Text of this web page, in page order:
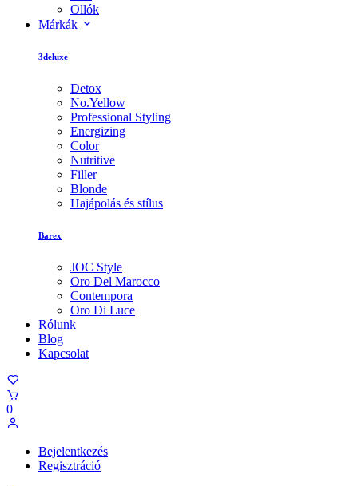
Ollók
Márkák
3deluxe
Detox
No.Yellow
Professional Styling
Energizing
Color
Nutritive
Filler
Blonde
Hajápolás és stílus
Barex
JOC Style
Oro Del Marocco
Contempora
Oro Di Luce
Rólunk
Blog
Kapcsolat
0
Bejelentkezés
Regisztráció